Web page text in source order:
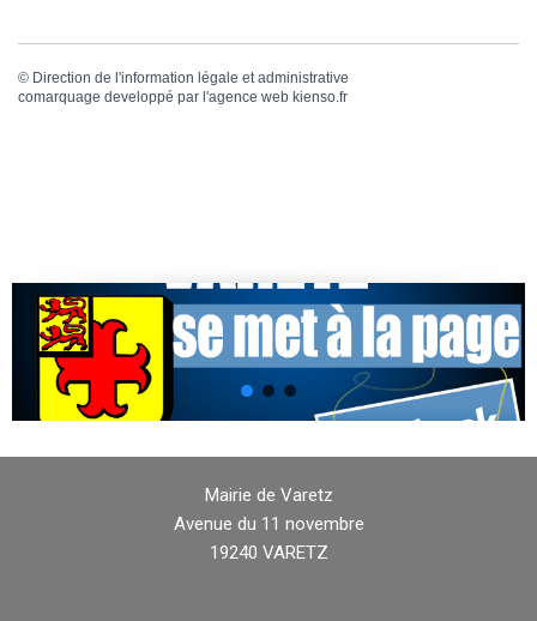
© Direction de l'information légale et administrative
comarquage developpé par l'agence web kienso.fr
Mairie de Varetz
Avenue du 11 novembre
19240 VARETZ